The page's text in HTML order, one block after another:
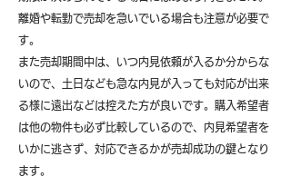
離婚や転勤で売却を急いでいる場合も注意が必要で
す。
また売却期間中は、いつ内見依頼が入るか分からな
いので、土日なども急な内見が入っても対応が出来
る様に遠出などは控えた方が良いです。購入希望者
は他の物件も必ず比較しているので、内見希望者を
いかに逃さず、対応できるかが売却成功の鍵となり
ます。